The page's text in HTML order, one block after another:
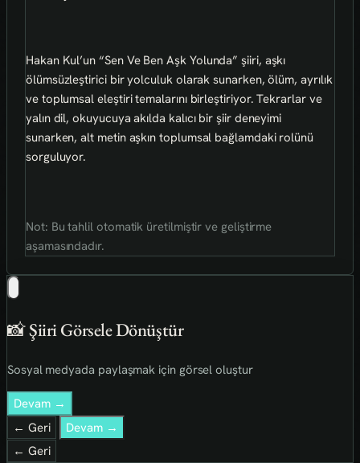
Hakan Kul’un “Sen Ve Ben Aşk Yolunda” şiiri, aşkı
ölümsüzleştirici bir yolculuk olarak sunarken, ölüm, ayrılık
ve toplumsal eleştiri temalarını birleştiriyor. Tekrarlar ve
yalın dil, okuyucuya akılda kalıcı bir şiir deneyimi
sunarken, alt metin aşkın toplumsal bağlamdaki rolünü
sorguluyor.
Not: Bu tahlil otomatik üretilmiştir ve geliştirme
aşamasındadır.
📸 Şiiri Görsele Dönüştür
Sosyal medyada paylaşmak için görsel oluştur
Devam →
← Geri
Devam →
← Geri